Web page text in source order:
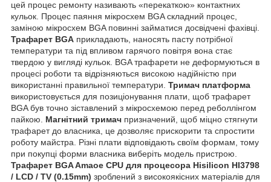
цей процес ремонту називають «перекаткою» контактних
кульок. Процес паяння мікросхем BGA складний процес,
заміною мікросхем BGA повинні займатися досвідчені фахівці.
Трафарет BGA прикладають, наносять пасту потрібної
температури та під впливом гарячого повітря вона стає
твердою у вигляді кульок. BGA трафарети не деформуються в
процесі роботи та відрізняються високою надійністю при
використанні правильної температури. Тримач платформа
використовується для позиціонування плати, щоб трафарет
BGA був точно зіставлений з мікросхемою перед реболлінгом
пайкою. Магнітний тримач призначений, щоб міцно стягнути
трафарет до власника, це дозволяє прискорити та спростити
роботу майстра. Різні плати відповідають своїм формам, тому
при покупці форми власника виберіть модель пристрою.
Трафарет BGA Amaoe CPU для процесора Hisilicon HI3798
/ LCD / TV (0.15mm) зроблений з високоякісних матеріалів для